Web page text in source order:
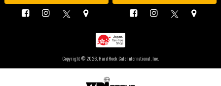
Copyright © 2026, Hard Rock Cafe International, Inc.